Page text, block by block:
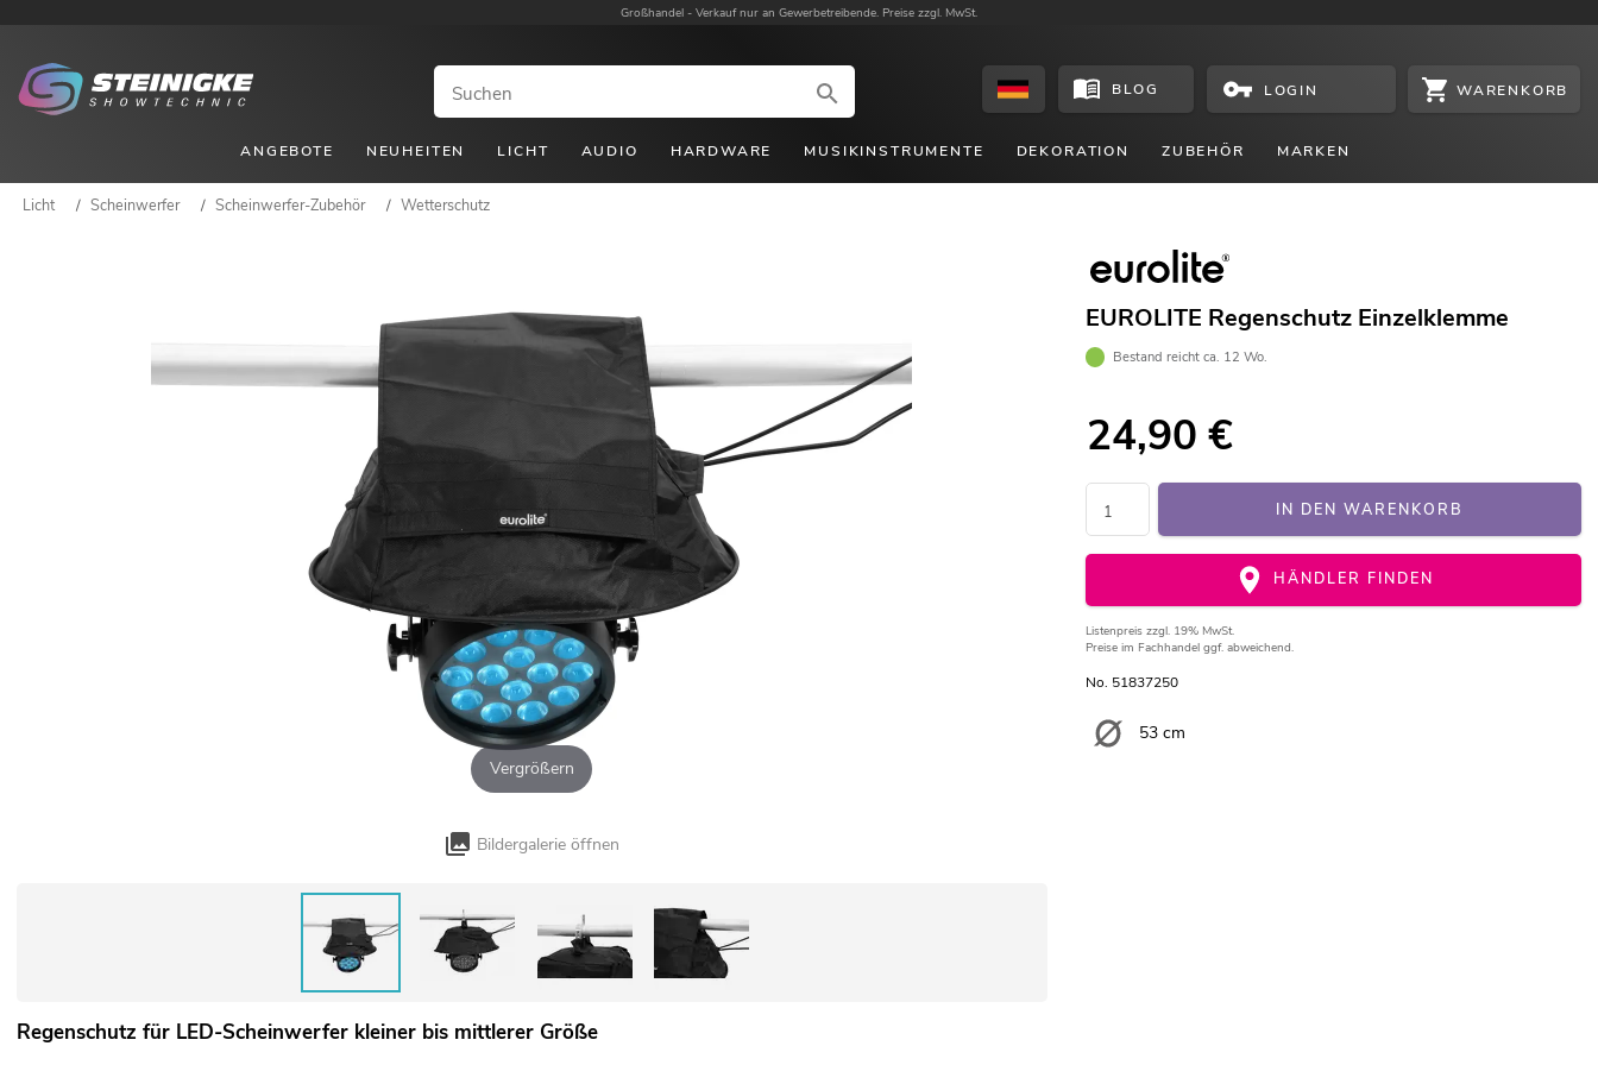
Großhandel - Verkauf nur an Gewerbetreibende. Preise zzgl. MwSt.
BLOG LOGIN WARENKORB
ANGEBOTE NEUHEITEN LICHT AUDIO HARDWARE MUSIKINSTRUMENTE DEKORATION ZUBEHÖR MARKEN
Licht / Scheinwerfer / Scheinwerfer-Zubehör / Wetterschutz
Vergrößern
Bildergalerie öffnen
EUROLITE Regenschutz Einzelklemme
Bestand reicht ca. 12 Wo.
24,90 €
IN DEN WARENKORB
HÄNDLER FINDEN
Listenpreis zzgl. 19% MwSt.
Preise im Fachhandel ggf. abweichend.
No. 51837250
53 cm
Regenschutz für LED-Scheinwerfer kleiner bis mittlerer Größe